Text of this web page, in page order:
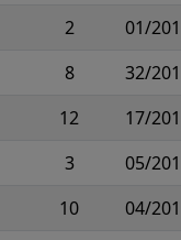
2
01/
8
32/
12
17/
3
05/
10
04/